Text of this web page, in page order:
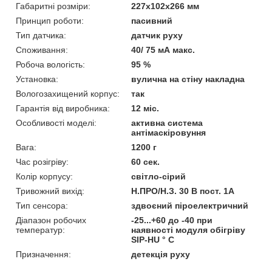
Габаритні розміри:
227x102x266 мм
Принцип роботи:
пасивний
Тип датчика:
датчик руху
Споживання:
40/ 75 мА макс.
Робоча вологість:
95 %
Установка:
вулична на стіну накладна
Вологозахищений корпус:
так
Гарантія від виробника:
12 міс.
Особливості моделі:
активна система
антімаскіровуння
Вага:
1200 г
Час розігріву:
60 сек.
Колір корпусу:
світло-сірий
Тривожний вихід:
Н.ПРО/Н.З. 30 В пост. 1А
Тип сенсора:
здвоєний піроелектричний
Діапазон робочих
температур:
-25...+60 до -40 при
наявності модуля обігріву
SIP-HU ° С
Призначення:
детекція руху